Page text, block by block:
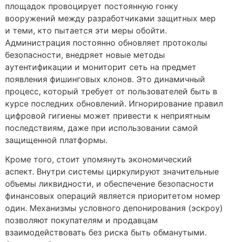
площадок провоцирует постоянную гонку
вооружений между разработчиками защитных мер
и теми, кто пытается эти меры обойти.
Администрация постоянно обновляет протоколы
безопасности, внедряет новые методы
аутентификации и мониторит сеть на предмет
появления фишинговых клонов. Это динамичный
процесс, который требует от пользователей быть в
курсе последних обновлений. Игнорирование правил
цифровой гигиены может привести к неприятным
последствиям, даже при использовании самой
защищенной платформы.
Кроме того, стоит упомянуть экономический
аспект. Внутри системы циркулируют значительные
объемы ликвидности, и обеспечение безопасности
финансовых операций является приоритетом номер
один. Механизмы условного депонирования (эскроу)
позволяют покупателям и продавцам
взаимодействовать без риска быть обманутыми.